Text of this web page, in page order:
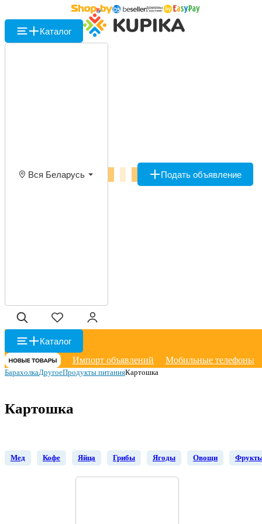
Каталог
Вся Беларусь Подать объявление
Каталог
Импорт объявлений
Мобильные телефоны
БарахолкаДругоеПродукты питанияКартошка
Картошка
Мед Кофе Яйца Грибы Ягоды Овощи